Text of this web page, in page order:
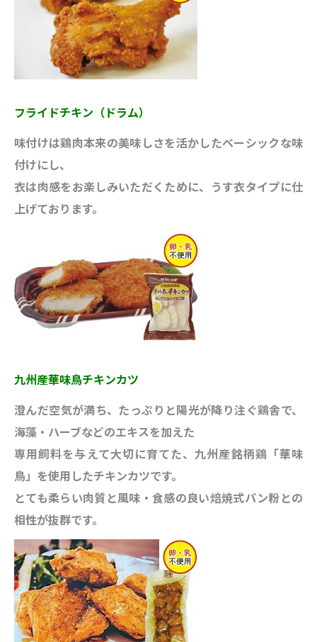
フライドチキン（ドラム）
味付けは鶏肉本来の美味しさを活かしたベーシックな味
付けにし、
衣は肉感をお楽しみいただくために、うす衣タイプに仕
上げております。
九州産華味鳥チキンカツ
澄んだ空気が満ち、たっぷりと陽光が降り注ぐ鶏舎で、
海藻・ハーブなどのエキスを加えた
専用飼料を与えて大切に育てた、九州産銘柄鶏「華味
鳥」を使用したチキンカツです。
とても柔らい肉質と風味・食感の良い焙焼式パン粉との
相性が抜群です。